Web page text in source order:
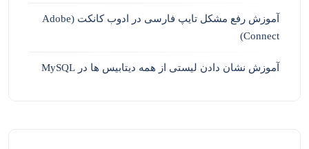
آموزش رفع مشکل تایپ فارسی در ادوب کانکت (Adobe
Connect)
آموزش نشان دادن لیستی از همه دیتابیس ها در MySQL